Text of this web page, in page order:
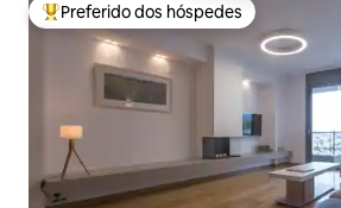
Entre os melhores preferidos dos
Preferido dos hóspedes